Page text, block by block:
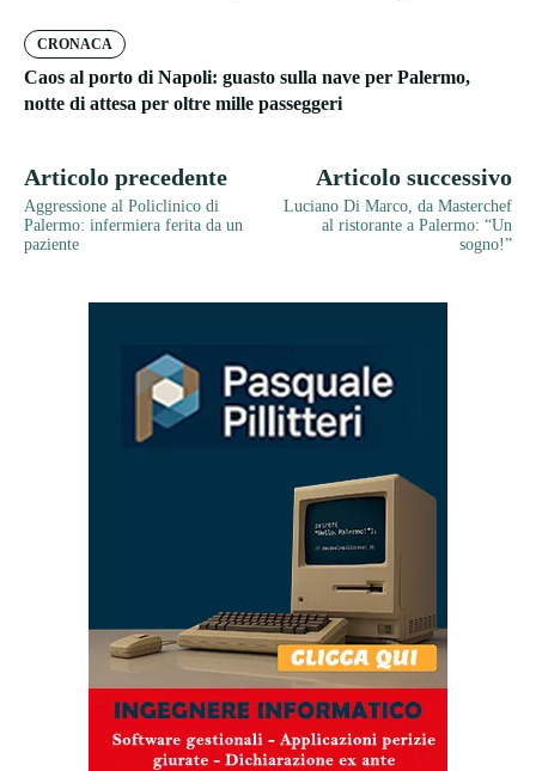
CRONACA
Caos al porto di Napoli: guasto sulla nave per Palermo,
notte di attesa per oltre mille passeggeri
Articolo precedente
Aggressione al Policlinico di
Palermo: infermiera ferita da un
paziente
Articolo successivo
Luciano Di Marco, da Masterchef
al ristorante a Palermo: “Un
sogno!”